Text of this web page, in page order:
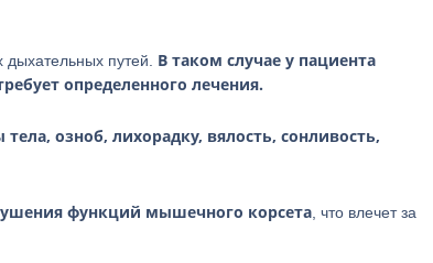
путей. В таком случае у пациента
определенного лечения.
озноб, лихорадку, вялость, сонливость,
функций мышечного корсета , что влечет за